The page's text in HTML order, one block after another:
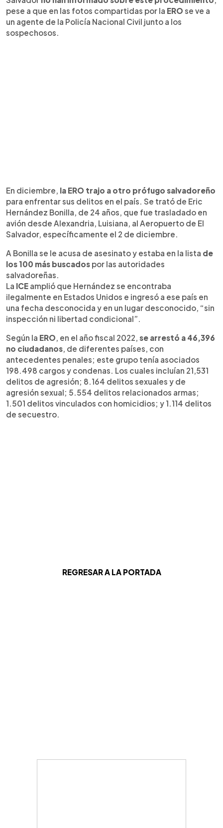
pese a que en las fotos compartidas por la ERO se ve a
un agente de la Policía Nacional Civil junto a los
sospechosos.
En diciembre, la ERO trajo a otro prófugo salvadoreño
para enfrentar sus delitos en el país. Se trató de Eric
Hernández Bonilla, de 24 años, que fue trasladado en
avión desde Alexandria, Luisiana, al Aeropuerto de El
Salvador, específicamente el 2 de diciembre.
A Bonilla se le acusa de asesinato y estaba en la lista de
los 100 más buscados por las autoridades
salvadoreñas.
La ICE amplió que Hernández se encontraba
ilegalmente en Estados Unidos e ingresó a ese país en
una fecha desconocida y en un lugar desconocido, “sin
inspección ni libertad condicional”.
Según la ERO , en el año fiscal 2022, se arrestó a 46,396
no ciudadanos , de diferentes países, con
antecedentes penales; este grupo tenía asociados
198.498 cargos y condenas. Los cuales incluían 21,531
delitos de agresión; 8.164 delitos sexuales y de
agresión sexual; 5.554 delitos relacionados armas;
1.501 delitos vinculados con homicidios; y 1.114 delitos
de secuestro.
REGRESAR A LA PORTADA